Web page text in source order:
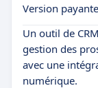
Version
Un outil de
gestion des
avec une
numérique.